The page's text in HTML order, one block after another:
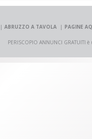
ABRUZZO A TAVOLA PAGINE AQ
PERISCOPIO ANNUNCI